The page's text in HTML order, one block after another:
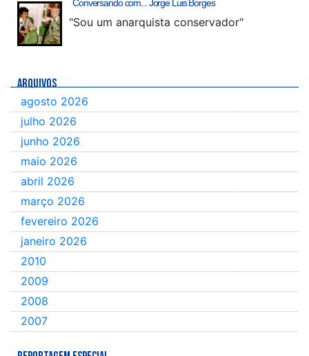
Conversando com... Jorge Luis Borges
"Sou um anarquista conservador"
ARQUIVOS
agosto 2026
julho 2026
junho 2026
maio 2026
abril 2026
março 2026
fevereiro 2026
janeiro 2026
2010
2009
2008
2007